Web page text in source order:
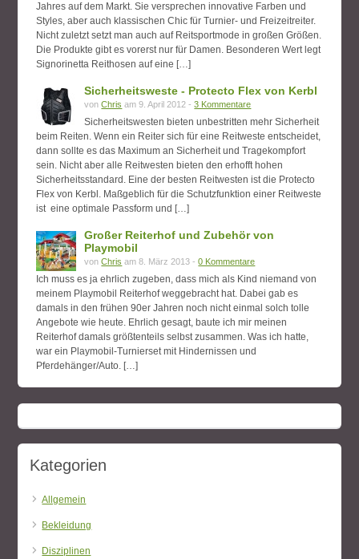
Jahres auf dem Markt. Sie versprechen innovative Farben und
Styles, aber auch klassischen Chic für Turnier- und Freizeitreiter.
Nicht zuletzt setzt man auch auf Reitsportmode in großen Größen.
Die Produkte gibt es vorerst nur für Damen. Besonderen Wert legt
Signorinetta Reithosen auf eine […]
Sicherheitsweste - Protecto Flex von Kerbl
vonChris am 9. April 2012 -3 Kommentare
Sicherheitswesten bieten unbestritten mehr Sicherheit
beim Reiten. Wenn ein Reiter sich für eine Reitweste entscheidet,
dann sollte es das Maximum an Sicherheit und Tragekompfort
sein. Nicht aber alle Reitwesten bieten den erhofft hohen
Sicherheitsstandard. Eine der besten Reitwesten ist die Protecto
Flex von Kerbl. Maßgeblich für die Schutzfunktion einer Reitweste
ist eine optimale Passform und […]
Großer Reiterhof und Zubehör von
Playmobil
vonChris am 8. März 2013 -0 Kommentare
Ich muss es ja ehrlich zugeben, dass mich als Kind niemand von
meinem Playmobil Reiterhof weggebracht hat. Dabei gab es
damals in den frühen 90er Jahren noch nicht einmal solch tolle
Angebote wie heute. Ehrlich gesagt, baute ich mir meinen
Reiterhof damals größtenteils selbst zusammen. Was ich hatte,
war ein Playmobil-Turnierset mit Hindernissen und
Pferdehänger/Auto. […]
Kategorien
Allgemein
Bekleidung
Disziplinen